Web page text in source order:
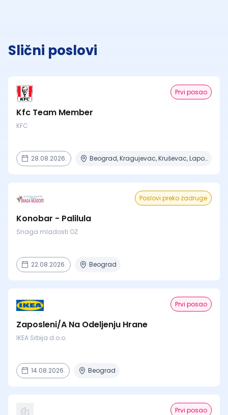
Slični poslovi
Prvi posao
Kfc Team Member
KFC
28.08.2026. Beograd, Kragujevac, Kruševac, Lapovo, Niš + 4 mesta
Poslovi preko zadruge
Konobar - Palilula
Snaga mladosti OZ
22.08.2026. Beograd
Prvi posao
Zaposleni/A Na Odeljenju Hrane
IKEA Srbija d.o.o.
14.08.2026. Beograd
Prvi posao